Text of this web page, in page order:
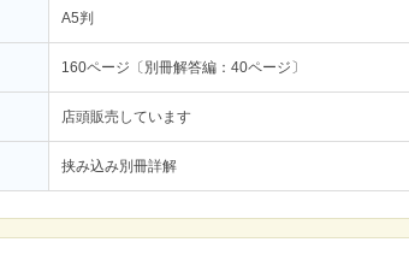
A5判
160ページ〔別冊解答編：40ページ〕
店頭販売しています
挟み込み別冊詳解